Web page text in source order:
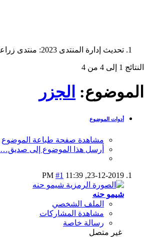
تحديث إدارة المنتدى 2023: منتدى زراعة نت مفتوح حاليا للقراءة فقط، ولا يقبل مشاركات جديدة. يمكنكم استخدام الشريط الظاهر أعلاه للبحث في كافة مواضيع المدوّنة والمنتدى.
النتائج 1 إلى 4 من 4
الموضوع: الجزر
أدوات الموضوع
مشاهدة صفحة طباعة الموضوع
أرسل هذا الموضوع إلى صديق…
23-12-2019,
11:39 PM
#1
شيمو حنه
الملف الشخصي
مشاهدة المشاركات
رسالة خاصة
غير متصل